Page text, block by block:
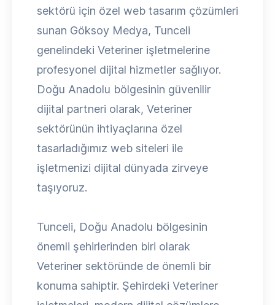
sektörü için özel web tasarım çözümleri
sunan Göksoy Medya, Tunceli
genelindeki Veteriner işletmelerine
profesyonel dijital hizmetler sağlıyor.
Doğu Anadolu bölgesinin güvenilir
dijital partneri olarak, Veteriner
sektörünün ihtiyaçlarına özel
tasarladığımız web siteleri ile
işletmenizi dijital dünyada zirveye
taşıyoruz.
Tunceli, Doğu Anadolu bölgesinin
önemli şehirlerinden biri olarak
Veteriner sektöründe de önemli bir
konuma sahiptir. Şehirdeki Veteriner